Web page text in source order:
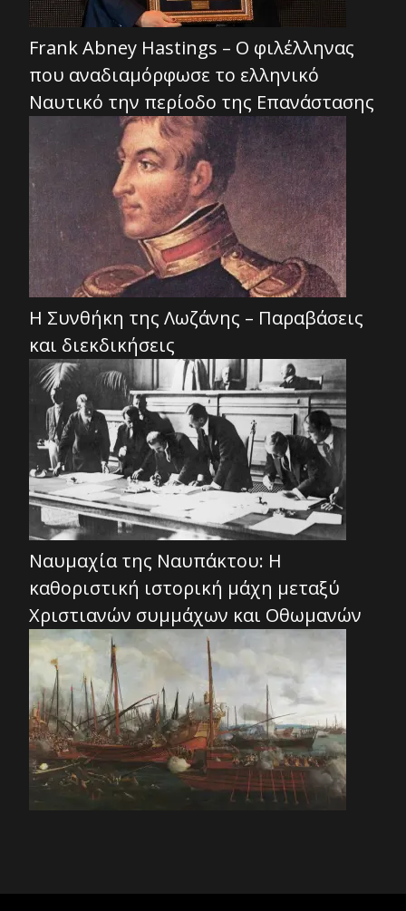
Frank Abney Hastings – Ο φιλέλληνας
που αναδιαμόρφωσε το ελληνικό
Ναυτικό την περίοδο της Επανάστασης
Η Συνθήκη της Λωζάνης – Παραβάσεις
και διεκδικήσεις
Ναυμαχία της Ναυπάκτου: Η
καθοριστική ιστορική μάχη μεταξύ
Χριστιανών συμμάχων και Οθωμανών